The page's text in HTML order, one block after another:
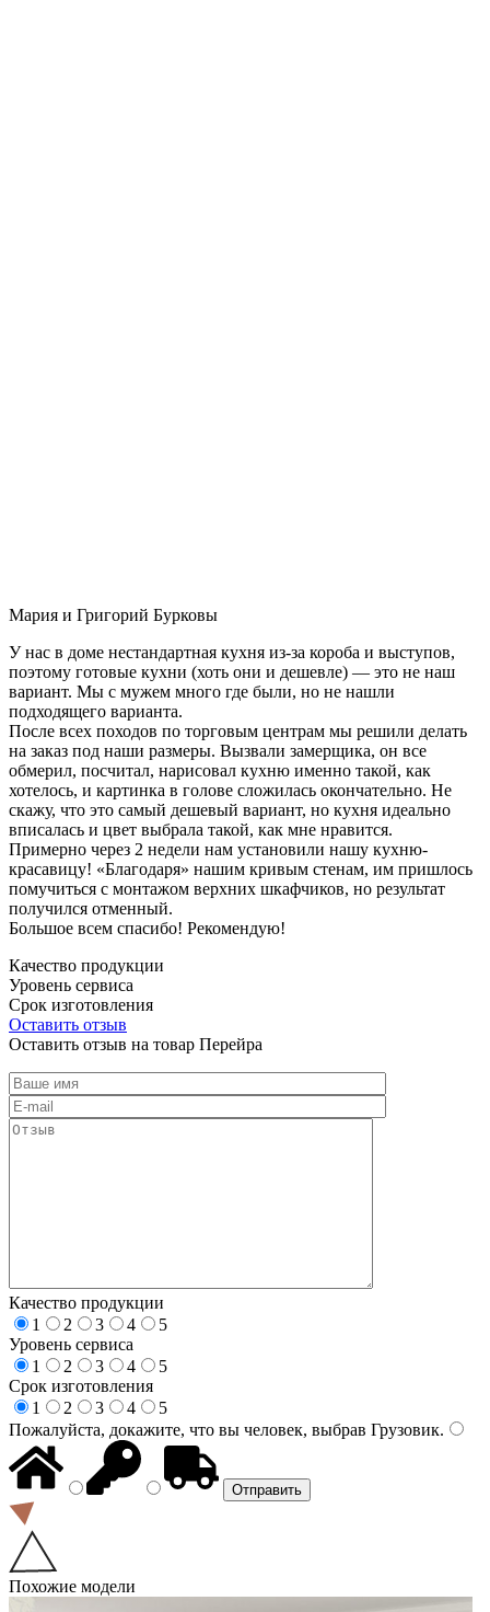
Мария и Григорий Бурковы
У нас в доме нестандартная кухня из-за короба и выступов,
поэтому готовые кухни (хоть они и дешевле) — это не наш
вариант. Мы с мужем много где были, но не нашли
подходящего варианта.
После всех походов по торговым центрам мы решили делать
на заказ под наши размеры. Вызвали замерщика, он все
обмерил, посчитал, нарисовал кухню именно такой, как
хотелось, и картинка в голове сложилась окончательно. Не
скажу, что это самый дешевый вариант, но кухня идеально
вписалась и цвет выбрала такой, как мне нравится.
Примерно через 2 недели нам установили нашу кухню-
красавицу! «Благодаря» нашим кривым стенам, им пришлось
помучиться с монтажом верхних шкафчиков, но результат
получился отменный.
Большое всем спасибо! Рекомендую!
Качество продукции
Уровень сервиса
Срок изготовления
Оставить отзыв
Оставить отзыв на товар Перейра
Качество продукции
1
2 3 4
5
Уровень сервиса
1
2 3 4
5
Срок изготовления
1
2 3 4
5
Пожалуйста, докажите, что вы человек, выбрав Грузовик.
Похожие модели